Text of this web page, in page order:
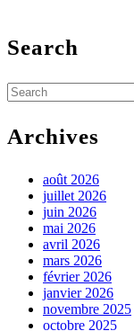
Search
Search
for:
Archives
août 2026
juillet 2026
juin 2026
mai 2026
avril 2026
mars 2026
février 2026
janvier 2026
novembre 2025
octobre 2025